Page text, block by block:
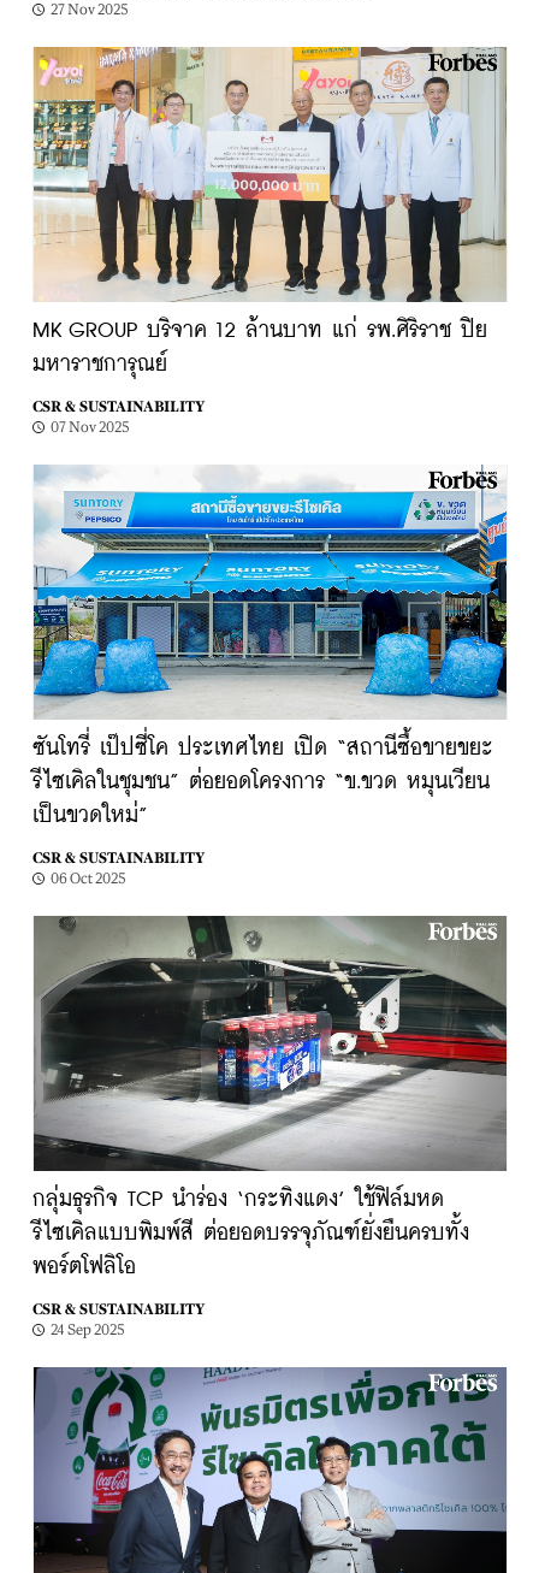
27 Nov 2025
MK GROUP บริจาค 12 ล้านบาท แก่ รพ.ศิริราช ปิย
มหาราชการุณย์
CSR & SUSTAINABILITY
07 Nov 2025
ซันโทรี่ เป๊ปซี่โค ประเทศไทย เปิด “สถานีซื้อขายขยะ
รีไซเคิลในชุมชน” ต่อยอดโครงการ “ข.ขวด หมุนเวียน
เป็นขวดใหม่”
CSR & SUSTAINABILITY
06 Oct 2025
กลุ่มธุรกิจ TCP นำร่อง ‘กระทิงแดง’ ใช้ฟิล์มหด
รีไซเคิลแบบพิมพ์สี ต่อยอดบรรจุภัณฑ์ยั่งยืนครบทั้ง
พอร์ตโฟลิโอ
CSR & SUSTAINABILITY
24 Sep 2025